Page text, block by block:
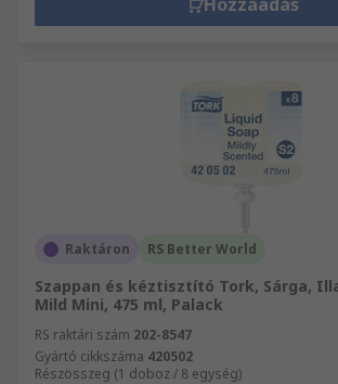
Raktáron RS Better World
Szappan és kéztisztító Tork, Sárga,
Mild Mini, 475 ml, Palack
RS raktári szám 202-8547
Gyártó cikkszáma 420502
Részösszeg (1 doboz / 8 egység)